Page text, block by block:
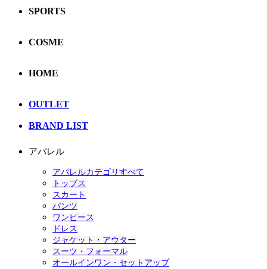
SPORTS
COSME
HOME
OUTLET
BRAND LIST
アパレル
アパレルカテゴリすべて
トップス
スカート
パンツ
ワンピース
ドレス
ジャケット・アウター
スーツ・フォーマル
オールインワン・セットアップ